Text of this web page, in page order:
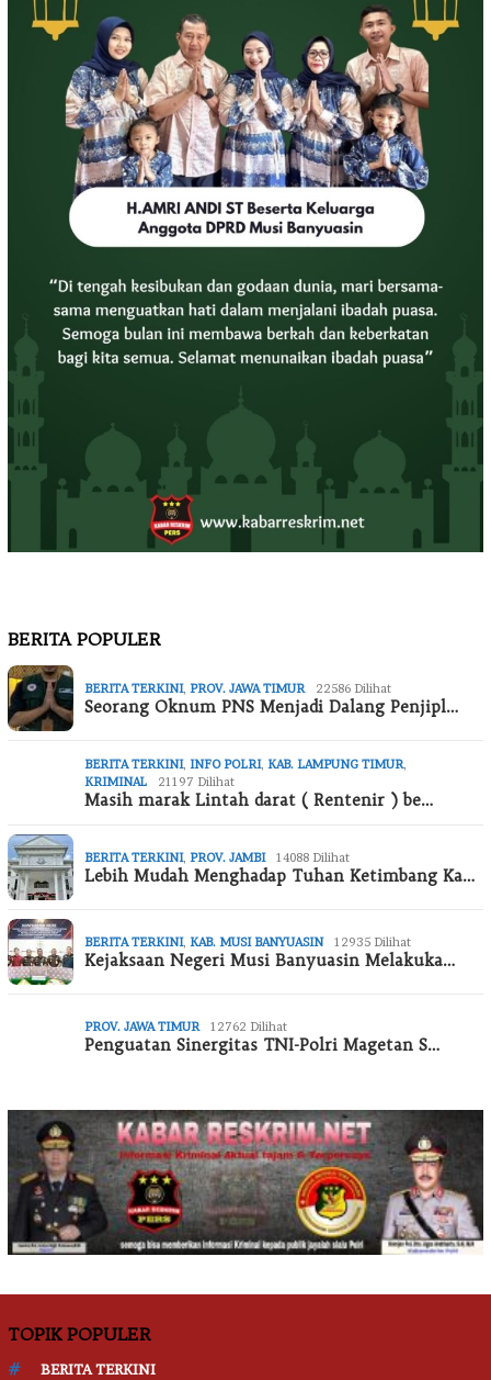
BERITA POPULER
BERITA TERKINI, PROV. JAWA TIMUR 22586 Dilihat
Seorang Oknum PNS Menjadi Dalang Penjipl…
BERITA TERKINI, INFO POLRI, KAB. LAMPUNG TIMUR,
KRIMINAL
21197 Dilihat
Masih marak Lintah darat ( Rentenir ) be…
BERITA TERKINI, PROV. JAMBI 14088 Dilihat
Lebih Mudah Menghadap Tuhan Ketimbang Ka…
BERITA TERKINI, KAB. MUSI BANYUASIN 12935 Dilihat
Kejaksaan Negeri Musi Banyuasin Melakuka…
PROV. JAWA TIMUR 12762 Dilihat
Penguatan Sinergitas TNI-Polri Magetan S…
TOPIK POPULER
BERITA TERKINI